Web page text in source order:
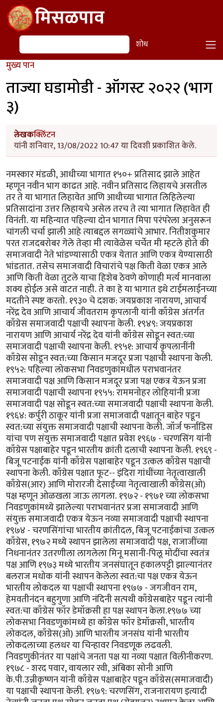
Skip to main contentमिसळपाव
शोध शोध
मुख्य पान
ताज्या घडामोडी - ऑगस्ट २०२२ (भाग
३)
लेखकक्लिंटन
यांनी शनिवार, 13/08/2022 10:47 या दिवशी प्रकाशित केले.
नमस्कार मंडळी, आधीच्या भागात १५०+ प्रतिसाद झाले आहेत
म्हणून नवीन भाग काढत आहे. नवीन प्रतिसाद लिहायचे असतील
तर ते या भागात लिहावेत आणि आधीच्या भागात लिहिलेल्या
प्रतिसादांना उत्तर लिहायचे असेल तरच ते त्या भागात लिहावेत ही
विनंती. या महिन्यात पहिल्या दोन भागात मिपा परंपरेला अनुसरून
चांगली चर्चा झाली आहे त्याबद्दल सगळ्यांचे आभार. नितीशकुमार
परत राजदबरोबर गेले तेव्हा मी त्यावेळेस चर्चेत मी म्हटले होते की
समाजवादी नेते भांडण्यासाठी एकत्र येतात आणि एकत्र येण्यासाठी
भांडतात. तसेच समाजवादी विचारांचे पक्ष किती वेळा एकत्र आले
आणि किती वेळा तुटले याचा हिशेब ठेवणे कोणाही मर्त्य मानवाला
शक्य होईल असे वाटत नाही. ते का हे या भागात इथे टाईमलाईनच्या
मदतीने स्पष्ट करतो. १९३० चे दशक: जयप्रकाश नारायण, आचार्य
नरेंद्र देव आणि आचार्य जीवतराम कृपलानी यांनी काँग्रेस अंतर्गत
काँग्रेस समाजवादी पक्षाची स्थापना केली. १९४९: जयप्रकाश
नारायण आणि आचार्य नरेंद्र देव यांनी काँग्रेस सोडून स्वत:च्या
समाजवादी पक्षाची स्थापना केली. १९५१: आचार्य कृपलानींनी
काँग्रेस सोडून स्वत:च्या किसान मजदूर प्रजा पक्षाची स्थापना केली.
१९५२: पहिल्या लोकसभा निवडणुकांमधील पराभवानंतर
समाजवादी पक्ष आणि किसान मजदूर प्रजा पक्ष एकत्र येऊन प्रजा
समाजवादी पक्षाची स्थापना १९५५: राममनोहर लोहियांनी प्रजा
समाजवादी पक्ष सोडून स्वत:च्या समाजवादी पक्षाची स्थापना केली.
१९६४: कर्पुरी ठाकूर यांनी प्रजा समाजवादी पक्षातून बाहेर पडून
स्वत:च्या संयुक्त समाजवादी पक्षाची स्थापना केली. जॉर्ज फर्नांडिस
यांचा पण संयुक्त समाजवादी पक्षात प्रवेश १९६७ - चरणसिंग यांनी
काँग्रेस पक्षाबाहेर पडून भारतीय क्रांती दलाची स्थापना केली. १९६९ -
बिजू पटनाईक यांनी काँग्रेस पक्षाबाहेर पडून उत्कल काँग्रेस पक्षाची
स्थापना केली. काँग्रेस पक्षात फूट-- इंदिरा गांधींच्या नेतृत्वाखाली
काँग्रेस(आर) आणि मोरारजी देसाईंच्या नेतृत्वाखाली काँग्रेस(ओ)
पक्ष म्हणून ओळखला जाऊ लागला. १९७२ - १९७१ च्या लोकसभा
निवडणुकांमध्ये झालेल्या पराभवानंतर प्रजा समाजवादी आणि
संयुक्त समाजवादी एकत्र येऊन नव्या समाजवादी पक्षाची स्थापना
१९७४ - चरणसिंगांचा भारतीय क्रांतीदल, बिजू पटनाईकांचा उत्कल
काँग्रेस, १९७२ मध्ये स्थापन झालेला समाजवादी पक्ष, राजाजींच्या
निधनानंतर उतरणीला लागलेला मिनू मसानी-पिलू मोदींचा स्वतंत्र
पक्ष आणि १९७३ मध्ये भारतीय जनसंघातून हकालपट्टी झाल्यानंतर
बलराज मधोक यांनी स्थापन केलेला स्वत:चा पक्ष एकत्र येऊन
भारतीय लोकदल या पक्षाची स्थापना १९७७ - जगजीवन राम,
हेमवतीनंदन बहुगुणा आणि नंदिनी सत्पथी काँग्रेसबाहेर पडून त्यांनी
स्वत:चा काँग्रेस फॉर डेमॉक्रसी हा पक्ष स्थापन केला.१९७७ च्या
लोकसभा निवडणुकांमध्ये हा काँग्रेस फॉर डेमॉक्रसी, भारतीय
लोकदल, काँग्रेस(ओ) आणि भारतीय जनसंघ यांनी भारतीय
लोकदलाच्या हलधर या चिन्हावर निवडणूक लढवली.
निवडणुकीनंतर या पक्षांचे जनता पक्ष या नव्या पक्षात विलीनीकरण.
१९७८ - शरद पवार, वायलार रवी, अंबिका सोनी आणि
के.पी.उन्नीकृष्णन यांनी काँग्रेस पक्षाबाहेर पडून काँग्रेस(समाजवादी)
या पक्षाची स्थापना केली. १९७९: चरणसिंग, राजनारायण इत्यादी